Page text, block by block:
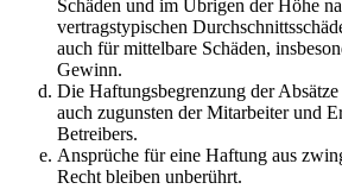
Schäden und im Übrigen der Höhe
vertragstypischen
auch für mittelbare Schäden,
Gewinn.
Die Haftungsbegrenzung der
auch zugunsten der Mitarbeiter und
Betreibers.
Ansprüche für eine Haftung aus
Recht bleiben unberührt.